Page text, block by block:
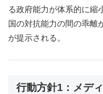
る政府能力が体系的に縮
国の対抗能力の間の乖離
が提示される。
行動方針1：メデ